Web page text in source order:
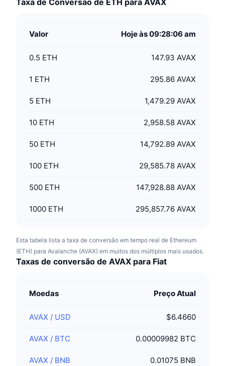
Taxa de Conversão de ETH para AVAX
Valor Hoje às 09:28:06 am
0.5 ETH 147.93 AVAX
1 ETH 295.86 AVAX
5 ETH 1,479.29 AVAX
10 ETH 2,958.58 AVAX
50 ETH 14,792.89 AVAX
100 ETH 29,585.78 AVAX
500 ETH 147,928.88 AVAX
1000 ETH 295,857.76 AVAX
Esta tabela lista a taxa de conversão em tempo real de Ethereum
(ETH) para Avalanche (AVAX) em muitos dos múltiplos mais usados.
Taxas de conversão de AVAX para Fiat
Moedas Preço Atual
AVAX / USD $6.4660
AVAX / BTC 0.00009982 BTC
AVAX / BNB 0.01075 BNB